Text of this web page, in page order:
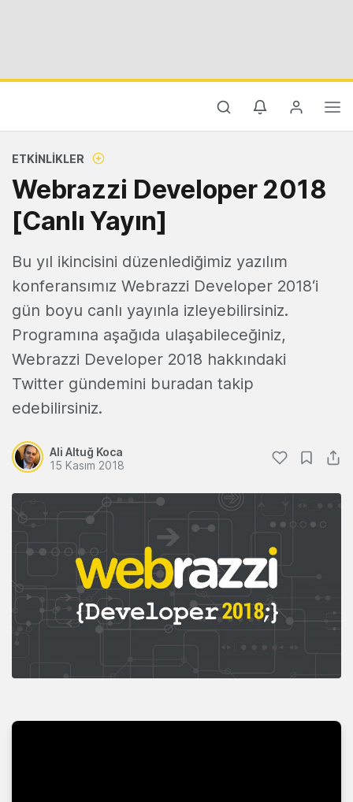
ETKINLIKLER
Webrazzi Developer 2018
[Canlı Yayın]
Bu yıl ikincisini düzenlediğimiz yazılım
konferansımız Webrazzi Developer 2018‘i
gün boyu canlı yayınla izleyebilirsiniz.
Programına aşağıda ulaşabileceğiniz,
Webrazzi Developer 2018 hakkındaki
Twitter gündemini buradan takip
edebilirsiniz.
Ali Altuğ Koca
15 Kasım 2018